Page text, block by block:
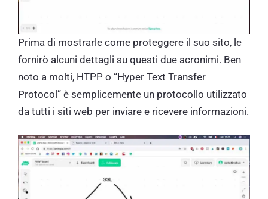
Prima di mostrarle come proteggere il suo sito, le
fornirò alcuni dettagli su questi due acronimi. Ben
noto a molti, HTPP o “Hyper Text Transfer
Protocol” è semplicemente un protocollo utilizzato
da tutti i siti web per inviare e ricevere informazioni.